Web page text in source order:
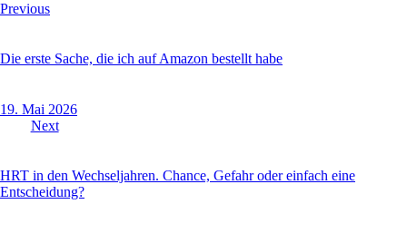
Previous
Die erste Sache, die ich auf Amazon bestellt habe
19. Mai 2026
Next
HRT in den Wechseljahren. Chance, Gefahr oder einfach eine
Entscheidung?